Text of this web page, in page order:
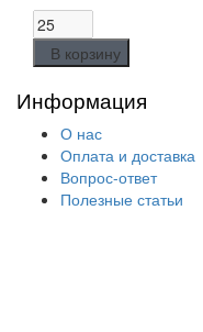
В корзину
Информация
О нас
Оплата и доставка
Вопрос-ответ
Полезные статьи